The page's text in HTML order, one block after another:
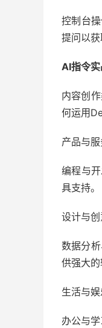
控制台
提问以获
AI指令
内容创
何运用
产品与
编程与
具支持。
设计与
数据分
供强大的
生活与
办公与